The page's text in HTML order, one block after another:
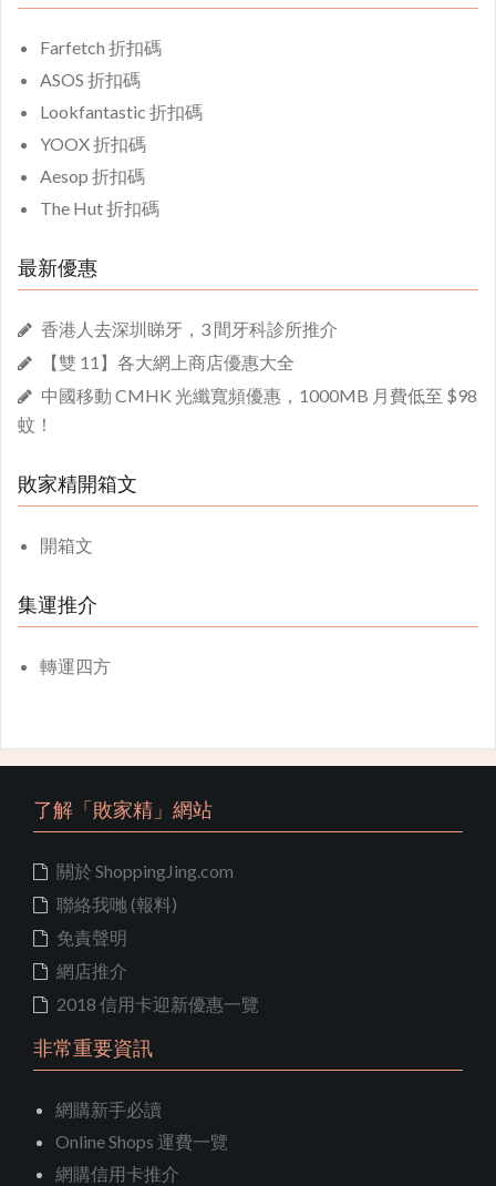
Farfetch 折扣碼
ASOS 折扣碼
Lookfantastic 折扣碼
YOOX 折扣碼
Aesop 折扣碼
The Hut 折扣碼
最新優惠
香港人去深圳睇牙，3 間牙科診所推介
【雙 11】各大網上商店優惠大全
中國移動 CMHK 光纖寬頻優惠，1000MB 月費低至 $98
蚊！
敗家精開箱文
開箱文
集運推介
轉運四方
了解「敗家精」網站
關於 ShoppingJing.com
聯絡我哋 (報料)
免責聲明
網店推介
2018 信用卡迎新優惠一覽
非常重要資訊
網購新手必讀
Online Shops 運費一覽
網購信用卡推介